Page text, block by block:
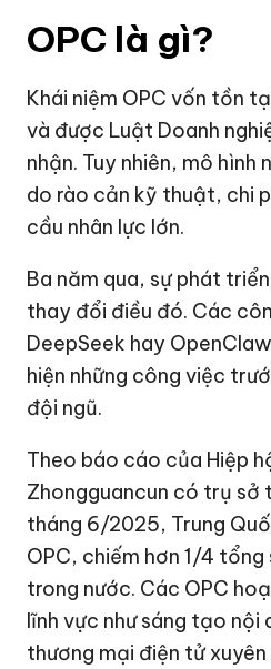
OPC là gì?
Khái niệm OPC vốn tồn
và được Luật Doanh
nhận. Tuy nhiên, mô hình
do rào cản kỹ thuật, chi
cầu nhân lực lớn.
Ba năm qua, sự phát
thay đổi điều đó. Các
DeepSeek hay
hiện những công việc
đội ngũ.
Theo báo cáo của Hiệp
Zhongguancun có trụ sở
tháng 6/2025, Trung
OPC, chiếm hơn 1/4 tổng
trong nước. Các OPC
lĩnh vực như sáng tạo nội
thương mại điện tử